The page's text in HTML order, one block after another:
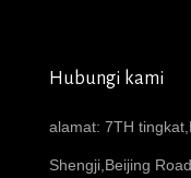
Hubungi kami
alamat: 7TH
Shengji,Beijing